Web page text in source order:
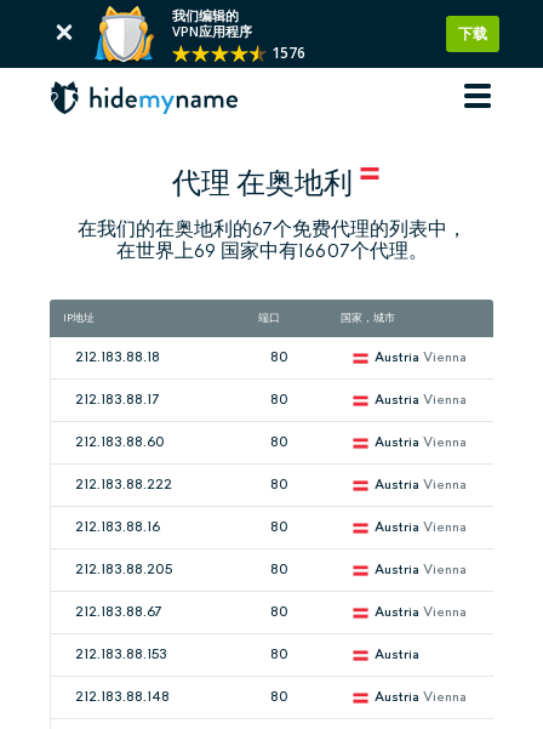
我们编辑的
VPN应用程序
1576
下载
代理 在奥地利
在我们的在奥地利的67个免费代理的列表中，
在世界上69 国家中有16607个代理。
IP地址 端口 国家，城市
212.183.88.18 80 Austria Vienna
212.183.88.17 80 Austria Vienna
212.183.88.60 80 Austria Vienna
212.183.88.222 80 Austria Vienna
212.183.88.16 80 Austria Vienna
212.183.88.205 80 Austria Vienna
212.183.88.67 80 Austria Vienna
212.183.88.153 80 Austria
212.183.88.148 80 Austria Vienna